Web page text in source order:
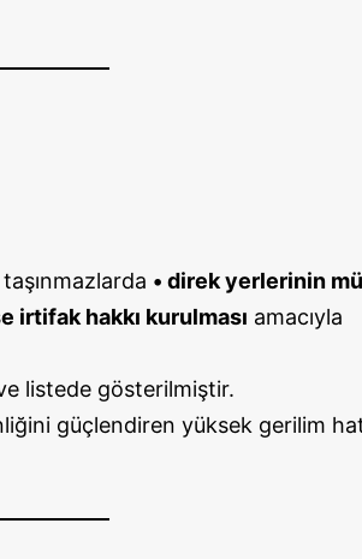
• direk yerlerinin
irtifak hakkı kurulması amacıyla
listede gösterilmiştir.
güçlendiren yüksek gerilim